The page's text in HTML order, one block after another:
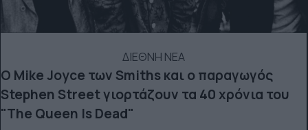
ΔΙΕΘΝΗ ΝΕΑ
Ο Mike Joyce των Smiths και o παραγωγός
Stephen Street γιορτάζουν τα 40 χρόνια του
"The Queen Is Dead"